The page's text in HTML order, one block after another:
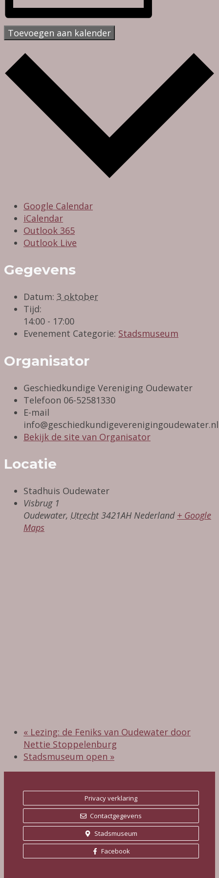
Toevoegen aan kalender
Google Calendar
iCalendar
Outlook 365
Outlook Live
Gegevens
Datum: 3 oktober
Tijd:
14:00 - 17:00
Evenement Categorie: Stadsmuseum
Organisator
Geschiedkundige Vereniging Oudewater
Telefoon 06-52581330
E-mail
info@geschiedkundigeverenigingoudewater.nl
Bekijk de site van Organisator
Locatie
Stadhuis Oudewater
Visbrug 1
Oudewater, Utrecht 3421AH Nederland + Google
Maps
« Lezing: de Feniks van Oudewater door
Nettie Stoppelenburg
Stadsmuseum open »
Privacy verklaring
Contactgegevens
Stadsmuseum
Facebook